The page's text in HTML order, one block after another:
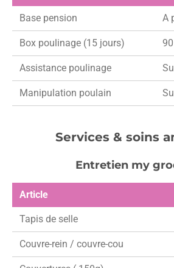
Base pension A
Box poulinage (15 jours)
Assistance poulinage
Manipulation poulain
Services & soins
Entretien my
Article
Tapis de selle
Couvre-rein / couvre-cou